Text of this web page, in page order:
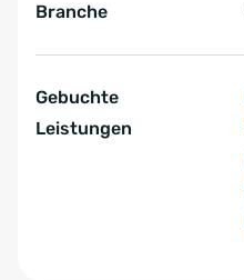
Branche
Gebuchte
Leistungen